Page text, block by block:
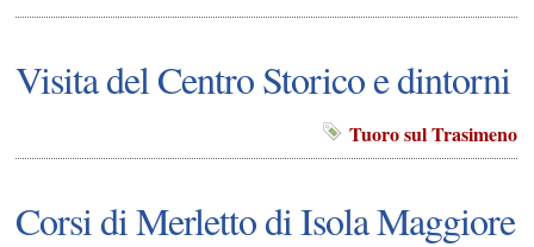
Visita del Centro Storico e dintorni
Tuoro sul Trasimeno
Corsi di Merletto di Isola Maggiore